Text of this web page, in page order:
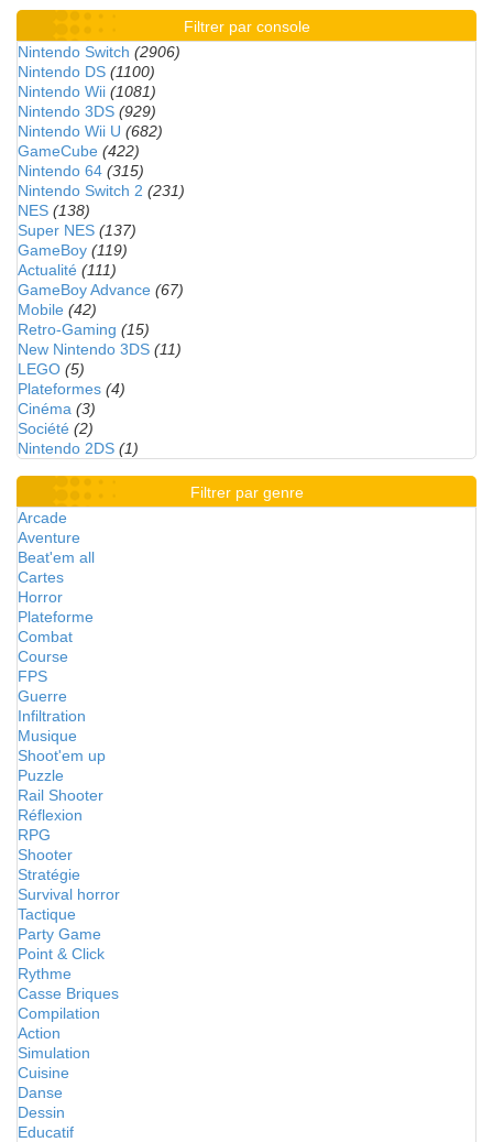
Filtrer par console
Nintendo Switch (2906)
Nintendo DS (1100)
Nintendo Wii (1081)
Nintendo 3DS (929)
Nintendo Wii U (682)
GameCube (422)
Nintendo 64 (315)
Nintendo Switch 2 (231)
NES (138)
Super NES (137)
GameBoy (119)
Actualité (111)
GameBoy Advance (67)
Mobile (42)
Retro-Gaming (15)
New Nintendo 3DS (11)
LEGO (5)
Plateformes (4)
Cinéma (3)
Société (2)
Nintendo 2DS (1)
Filtrer par genre
Arcade
Aventure
Beat'em all
Cartes
Horror
Plateforme
Combat
Course
FPS
Guerre
Infiltration
Musique
Shoot'em up
Puzzle
Rail Shooter
Réflexion
RPG
Shooter
Stratégie
Survival horror
Tactique
Party Game
Point & Click
Rythme
Casse Briques
Compilation
Action
Simulation
Cuisine
Danse
Dessin
Educatif